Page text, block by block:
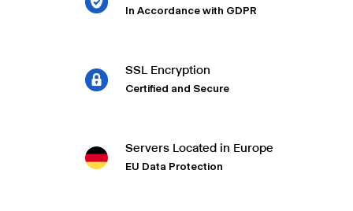
In Accordance with GDPR
SSL Encryption
Certified and Secure
Servers Located in Europe
EU Data Protection